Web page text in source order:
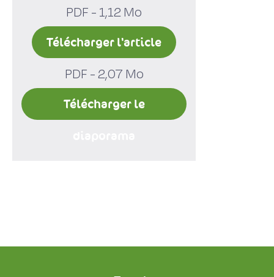
PDF - 1,12 Mo
Télécharger l'article
PDF - 2,07 Mo
Télécharger le